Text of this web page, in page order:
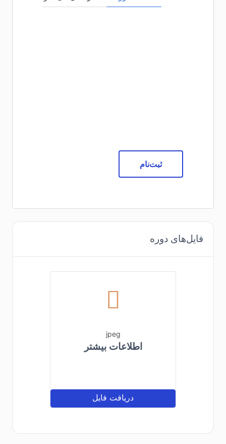
ثبت‌نام
فایل‌های دوره
jpeg
اطلاعات بیشتر
دریافت فایل